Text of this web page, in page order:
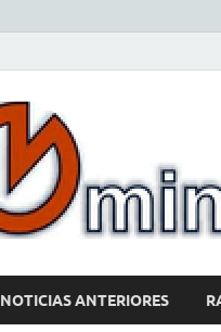
NOTICIAS ANTERIORES